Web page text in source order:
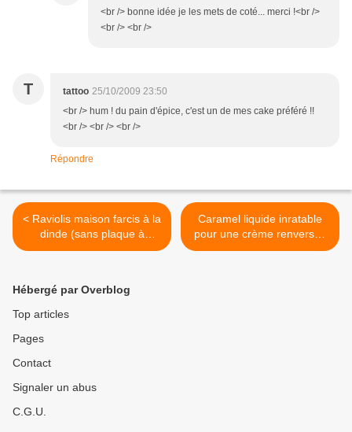
<br /> bonne idée je les mets de coté... merci !<br />
<br /> <br />
T tattoo 25/10/2009 23:50
<br /> hum ! du pain d'épice, c'est un de mes cake préféré !!
<br /> <br /> <br />
Répondre
< Raviolis maison farcis à la
dinde (sans plaque à
raviolis)
Caramel liquide inratable
pour une crème renversée
au café >
Hébergé par Overblog
Top articles
Pages
Contact
Signaler un abus
C.G.U.